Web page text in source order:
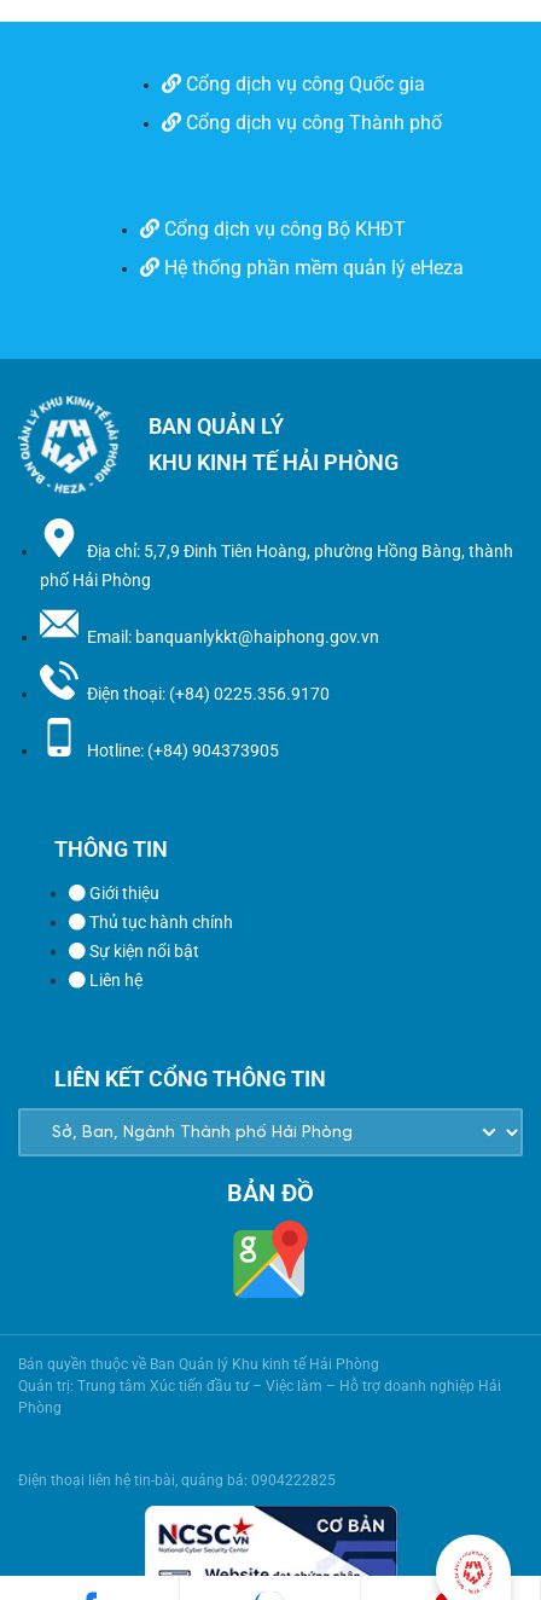
Cổng dịch vụ công Quốc gia
Cổng dịch vụ công Thành phố
Cổng dịch vụ công Bộ KHĐT
Hệ thống phần mềm quản lý eHeza
BAN QUẢN LÝ
KHU KINH TẾ HẢI PHÒNG
Địa chỉ: 5,7,9 Đinh Tiên Hoàng, phường Hồng Bàng, thành
phố Hải Phòng
Email: banquanlykkt@haiphong.gov.vn
Điện thoại: (+84) 0225.356.9170
Hotline: (+84) 904373905
THÔNG TIN
Giới thiệu
Thủ tục hành chính
Sự kiện nổi bật
Liên hệ
LIÊN KẾT CỔNG THÔNG TIN
BẢN ĐỒ
Bản quyền thuộc về Ban Quản lý Khu kinh tế Hải Phòng
Quản trị: Trung tâm Xúc tiến đầu tư – Việc làm – Hỗ trợ doanh nghiệp Hải
Phòng
Điện thoại liên hệ tin-bài, quảng bá: 0904222825